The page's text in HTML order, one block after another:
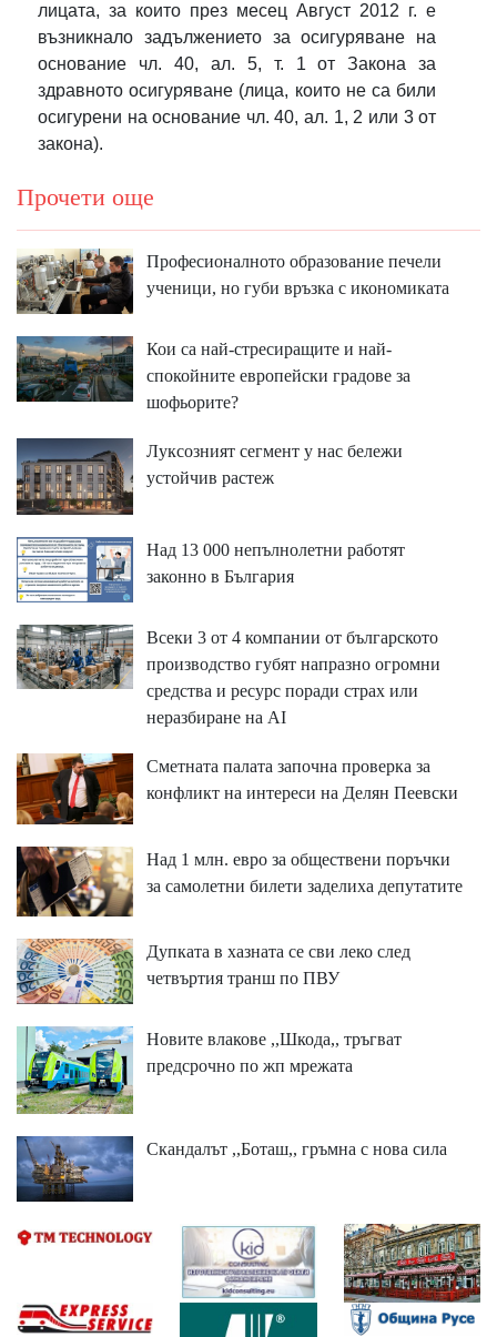
лицата, за които през месец Август 2012 г. е
възникнало задължението за осигуряване на
основание чл. 40, ал. 5, т. 1от Закона за
здравното осигуряване (лица, които не са били
осигурени на основание чл. 40, ал. 1, 2 или 3 от
закона).
Прочети още
Професионалното образование печели
ученици, но губи връзка с икономиката
Кои са най-стресиращите и най-
спокойните европейски градове за
шофьорите?
Луксозният сегмент у нас бележи
устойчив растеж
Над 13 000 непълнолетни работят
законно в България
Всеки 3 от 4 компании от българското
производство губят напразно огромни
средства и ресурс поради страх или
неразбиране на AI
Сметната палата започна проверка за
конфликт на интереси на Делян Пеевски
Над 1 млн. евро за обществени поръчки
за самолетни билети заделиха депутатите
Дупката в хазната се сви леко след
четвъртия транш по ПВУ
Новите влакове ,,Шкода,, тръгват
предсрочно по жп мрежата
Скандалът ,,Боташ,, гръмна с нова сила